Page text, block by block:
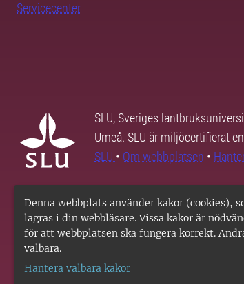
Denna webbplats använder kakor (cookies),
lagras i din webbläsare. Vissa kakor är
för att webbplatsen ska fungera korrekt.
valbara.
Hantera valbara kakor
Servicecenter
SLU, Sveriges
Umeå. SLU är miljöcertifierat
SLU • Om webbplatsen •